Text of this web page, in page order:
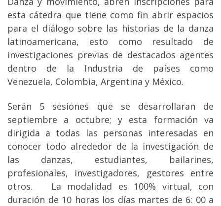
esta cátedra que tiene como fin abrir espacios
para el diálogo sobre las historias de la danza
latinoamericana, esto como resultado de
investigaciones previas de destacados agentes
dentro de la Industria de países como
Venezuela, Colombia, Argentina y México.
Serán 5 sesiones que se desarrollaran de
septiembre a octubre; y esta formación va
dirigida a todas las personas interesadas en
conocer todo alrededor de la investigación de
las danzas, estudiantes, bailarines,
profesionales, investigadores, gestores entre
otros. La modalidad es 100% virtual, con
duración de 10 horas los días martes de 6: 00 a